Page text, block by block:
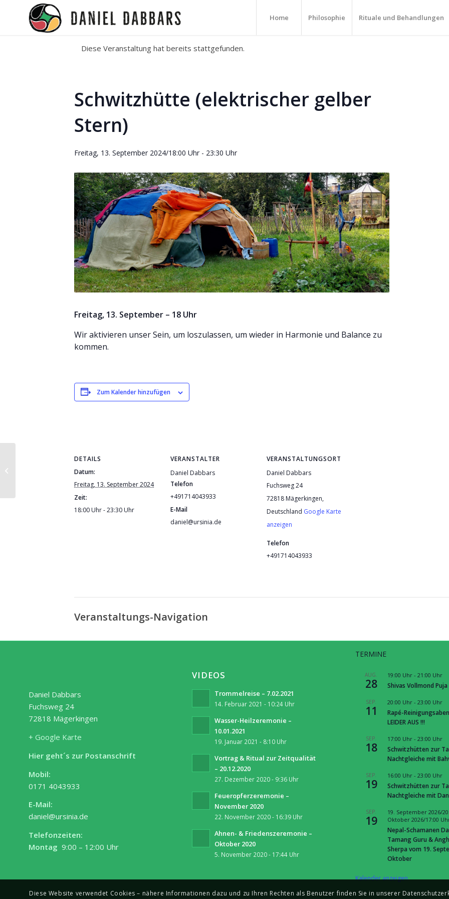
Home Philosophie Rituale und Behandlungen
Diese Veranstaltung hat bereits stattgefunden.
Schwitzhütte (elektrischer gelber
Stern)
Freitag, 13. September 2024/18:00 Uhr - 23:30 Uhr
Freitag, 13. September – 18 Uhr
Wir aktivieren unser Sein, um loszulassen, um wieder in Harmonie und Balance zu
kommen.
Zum Kalender hinzufügen
DETAILS
Datum:
Freitag, 13. September 2024
Zeit:
18:00 Uhr - 23:30 Uhr
VERANSTALTER
Daniel Dabbars
Telefon
+491714043933
E-Mail
daniel@ursinia.de
VERANSTALTUNGSORT
Daniel Dabbars
Fuchsweg 24
72818 Mägerkingen,
Deutschland Google Karte
anzeigen
Telefon
+491714043933
Veranstaltungs-Navigation
Daniel Dabbars
Fuchsweg 24
72818 Mägerkingen
+ Google Karte
Hier geht´s zur Postanschrift
Mobil:
0171 4043933
E-Mail:
daniel@ursinia.de
Telefonzeiten:
Montag 9:00 – 12:00 Uhr
VIDEOS
Trommelreise – 7.02.2021
14. Februar 2021 - 10:24 Uhr
Wasser-Heilzeremonie –
10.01.2021
19. Januar 2021 - 8:10 Uhr
Vortrag & Ritual zur Zeitqualität
– 20.12.2020
27. Dezember 2020 - 9:36 Uhr
Feueropferzeremonie –
November 2020
22. November 2020 - 16:39 Uhr
Ahnen- & Friedenszeremonie –
Oktober 2020
5. November 2020 - 17:44 Uhr
TERMINE
AUG.
28
19:00 Uhr- 21:00 Uhr
Shivas Vollmond Puja
SEP.
11
20:00 Uhr- 23:00 Uhr
Rapé-
LEIDER AUS !!!
SEP.
18
17:00 Uhr- 23:00 Uhr
Schwitzhütten zur
Nachtgleiche mit
SEP.
19
16:00 Uhr- 23:00 Uhr
Schwitzhütten zur
Nachtgleiche mit
SEP.
19
19. September 2026/
Oktober 2026/17:00
Nepal-Schamanen
Tamang Guru &
Sherpa vom 19.
Oktober
Kalender anzeigen
Diese Website verwendet Cookies – nähere Informationen dazu und zu Ihren Rechten als Benutzer finden Sie in unserer